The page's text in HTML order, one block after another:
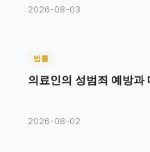
2026-08-03
법률
의료인의 성범죄 예방과
2026-08-02